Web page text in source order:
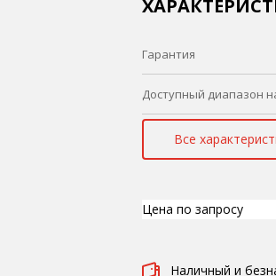
Гарантия
Доступный диапазон
Все
Цена по запросу
Наличный и